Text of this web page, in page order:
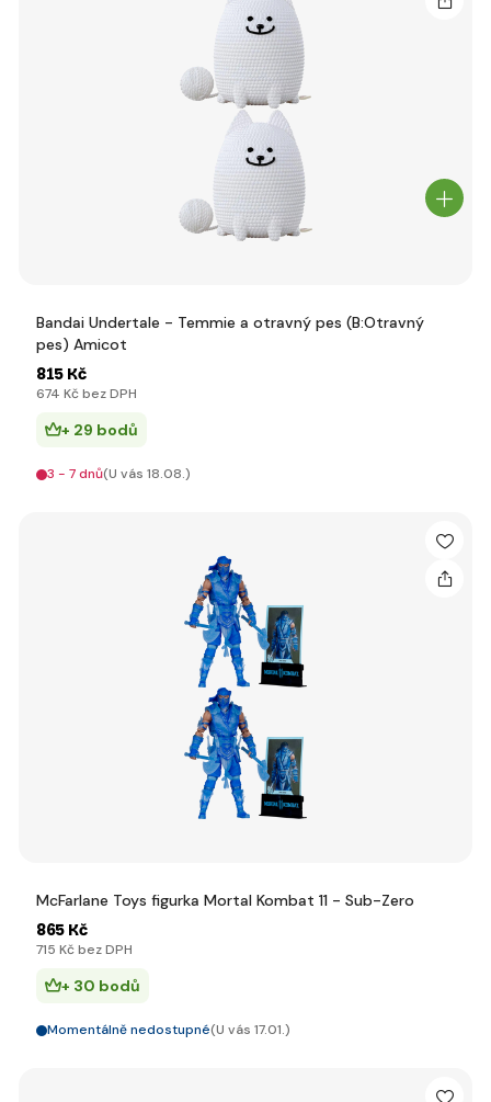
Bandai Undertale - Temmie a otravný pes (B:Otravný
pes) Amicot
815 Kč
674 Kč bez DPH
+ 29 bodů
3 - 7 dnů(U vás 18.08.)
McFarlane Toys figurka Mortal Kombat 11 - Sub-Zero
865 Kč
715 Kč bez DPH
+ 30 bodů
Momentálně nedostupné(U vás 17.01.)